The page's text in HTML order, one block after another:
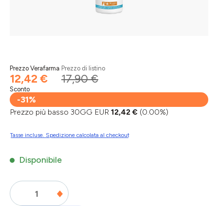
Prezzo Verafarma
12,42 €
Prezzo di listino
17,90 €
Sconto
-31%
Prezzo più basso 30GG EUR 12,42 € (0.00%)
Tasse incluse. Spedizione calcolata al checkout
Disponibile